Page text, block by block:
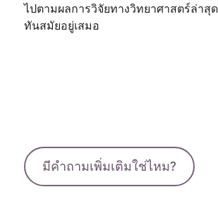
ไปตามผลการวิจัยทางวิทยาศาสตร์ล่าสุ
ทันสมัยอยู่เสมอ
มีคำถามเพิ่มเติมใช่ไหม?